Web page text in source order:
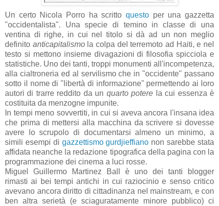
Un certo Nicola Porro ha scritto questo per una gazzetta
"occidentalista". Una specie di temino in classe di una
ventina di righe, in cui nel titolo si dà ad un non meglio
definito anticapitalismola colpa del terremoto ad Haiti, e nel
testo si mettono insieme divagazioni di filosofia spicciola e
statistiche. Uno dei tanti, troppi monumenti all'incompetenza,
alla cialtroneria ed al servilismo che in "occidente" passano
sotto il nome di "libertà di informazione" permettendo ai loro
autori di trarre reddito da un quarto potere la cui essenza è
costituita da menzogne impunite.
In tempi meno sovvertiti, in cui si aveva ancora l'insana idea
che prima di mettersi alla macchina da scrivere si dovesse
avere lo scrupolo di documentarsi almeno un minimo, a
simili esempi di gazzettismo gurdjieffiano non sarebbe stata
affidata neanche la redazione tipografica della pagina con la
programmazione dei cinema a luci rosse.
Miguel Guillermo Martinez Ball è uno dei tanti blogger
rimasti ai bei tempi antichi in cui raziocinio e senso critico
avevano ancora diritto di cittadinanza nel mainstream, e con
ben altra serietà (e sciaguratamente minore pubblico) ci